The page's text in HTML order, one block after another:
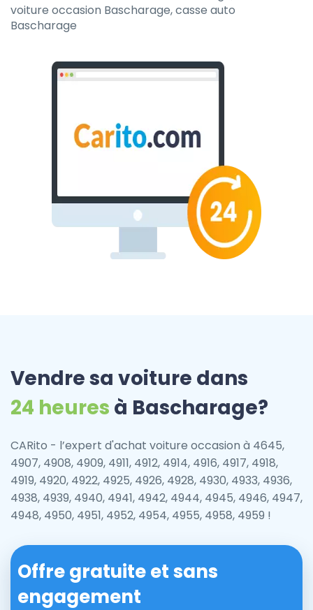
voiture occasion Bascharage, casse auto
Bascharage
Vendre sa voiture dans
24 heures à Bascharage?
CARito - l’expert d'achat voiture occasion à 4645,
4907, 4908, 4909, 4911, 4912, 4914, 4916, 4917, 4918,
4919, 4920, 4922, 4925, 4926, 4928, 4930, 4933, 4936,
4938, 4939, 4940, 4941, 4942, 4944, 4945, 4946, 4947,
4948, 4950, 4951, 4952, 4954, 4955, 4958, 4959 !
Offre gratuite et sans
engagement